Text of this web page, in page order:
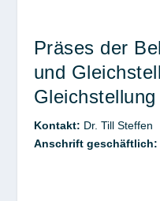
Präses der
und
Gleichstellung
Kontakt: Dr. TillSteffen
Anschrift geschäftlich: